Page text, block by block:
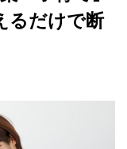
るだけで断